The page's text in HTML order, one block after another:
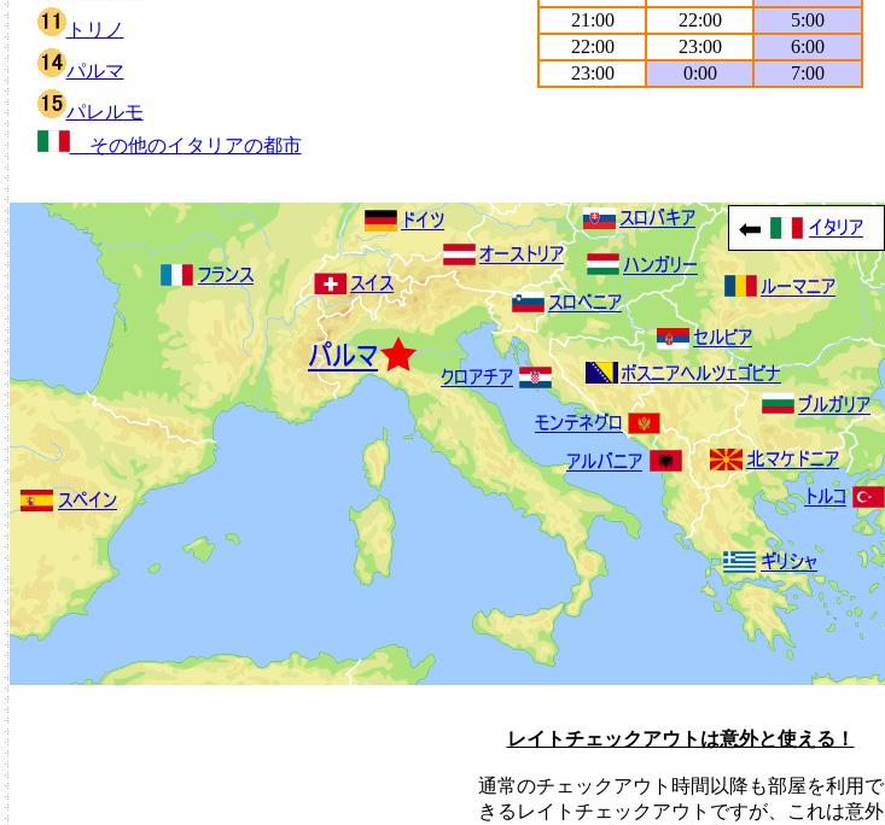
トリノ
パルマ
パレルモ
その他のイタリアの都市
21:00
22:00
5:00
22:00
23:00
6:00
23:00
0:00 7:00
レイトチェックアウトは意外と使える！
通常のチェックアウト時間以降も部屋を利用で
きるレイトチェックアウトですが、これは意外